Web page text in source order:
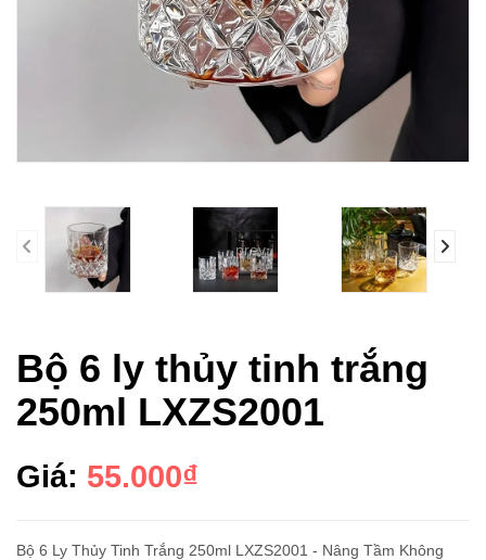
prev
Bộ 6 ly thủy tinh trắng
250ml LXZS2001
Giá: 55.000₫
Bộ 6 Ly Thủy Tinh Trắng 250ml LXZS2001 - Nâng Tầm Không